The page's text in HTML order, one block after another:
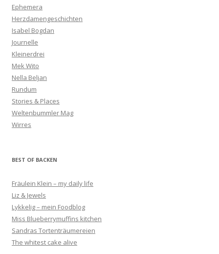
Ephemera
Herzdamengeschichten
Isabel Bogdan
Journelle
Kleinerdrei
Mek Wito
Nella Beljan
Rundum
Stories & Places
Weltenbummler Mag
Wirres
BEST OF BACKEN
Fräulein Klein – my daily life
Liz & Jewels
Lykkelig – mein Foodblog
Miss Blueberrymuffins kitchen
Sandras Tortenträumereien
The whitest cake alive